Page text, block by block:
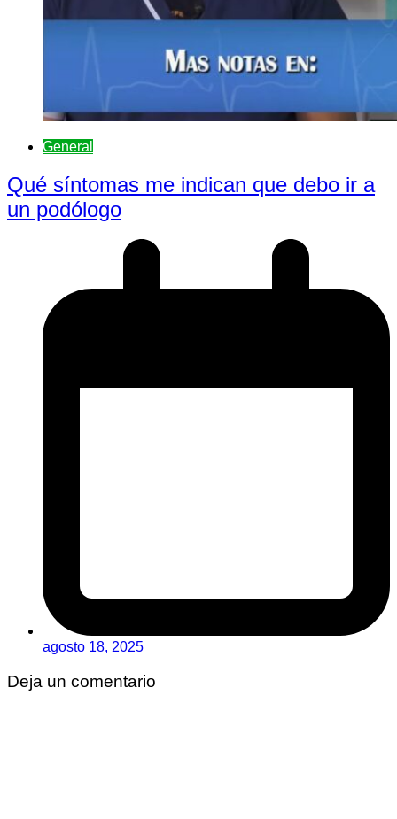
General
Qué síntomas me indican que debo ir a
un podólogo
agosto 18, 2025
Deja un comentario